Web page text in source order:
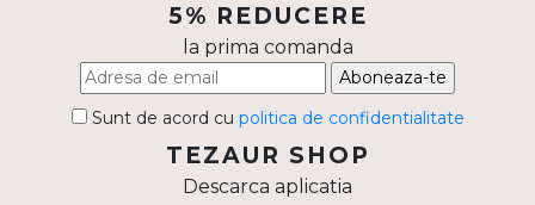
5% REDUCERE
la prima comanda
Aboneaza-te
Sunt de acord cu politica de confidentialitate
TEZAUR SHOP
Descarca aplicatia